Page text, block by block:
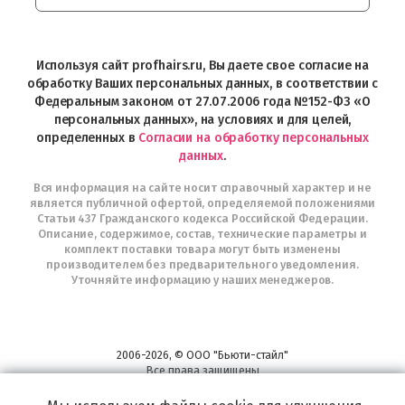
Интернет-
Telegram
Используя сайт profhairs.ru, Вы даете свое согласие на
обработку Ваших персональных данных, в соответствии с
Федеральным законом от 27.07.2006 года №152-ФЗ «О
персональных данных», на условиях и для целей,
определенных в Согласии на обработку персональных
данных.
Вся информация на сайте носит справочный характер и не
является публичной офертой, определяемой положениями
Статьи 437 Гражданского кодекса Российской Федерации.
Описание, содержимое, состав, технические параметры и
комплект поставки товара могут быть изменены
производителем без предварительного уведомления.
Уточняйте информацию у наших менеджеров.
2006-2026, © ООО "Бьюти-стайл"
Все права защищены